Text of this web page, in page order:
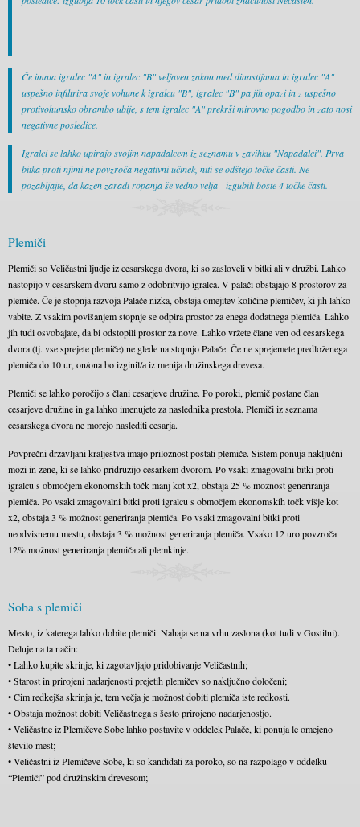
Če imata igralec "A" in igralec "B" veljaven zakon med dinastijama in igralec "A"
uspešno infiltrira svoje vohune k igralcu "B", igralec "B" pa jih opazi in z uspešno
protivohunsko obrambo ubije, s tem igralec "A" prekrši mirovno pogodbo in zato nosi
negativne posledice.
Igralci se lahko upirajo svojim napadalcem iz seznamu v zavihku "Napadalci". Prva
bitka proti njimi ne povzroča negativni učinek, niti se odštejo točke časti. Ne
pozabljajte, da kazen zaradi ropanja še vedno velja - izgubili boste 4 točke časti.
Plemiči
Plemiči so Veličastni ljudje iz cesarskega dvora, ki so zasloveli v bitki ali v družbi. Lahko
nastopijo v cesarskem dvoru samo z odobritvijo igralca. V palači obstajajo 8 prostorov za
plemiče. Če je stopnja razvoja Palače nizka, obstaja omejitev količine plemičev, ki jih lahko
vabite. Z vsakim povišanjem stopnje se odpira prostor za enega dodatnega plemiča. Lahko
jih tudi osvobajate, da bi odstopili prostor za nove. Lahko vržete člane ven od cesarskega
dvora (tj. vse sprejete plemiče) ne glede na stopnjo Palače. Če ne sprejemete predloženega
plemiča do 10 ur, on/ona bo izginil/а iz menija družinskega drevesa.
Plemiči se lahko poročijo s člani cesarjeve družine. Po poroki, plemič postane član
cesarjeve družine in ga lahko imenujete za naslednika prestola. Plemiči iz seznama
cesarskega dvora ne morejo naslediti cesarja.
Povprečni državljani kraljestva imajo priložnost postati plemiče. Sistem ponuja naključni
moži in žene, ki se lahko pridružijo cesarkem dvorom. Po vsaki zmagovalni bitki proti
igralcu s območjem ekonomskih točk manj kot x2, obstaja 25 % možnost generiranja
plemiča. Po vsaki zmagovalni bitki proti igralcu s območjem ekonomskih točk višje kot
x2, obstaja 3 % možnost generiranja plemiča. Po vsaki zmagovalni bitki proti
neodvisnemu mestu, obstaja 3 % možnost generiranja plemiča. Vsako 12 uro povzroča
12% možnost generiranja plemiča ali plemkinje.
Soba s plemiči
Mesto, iz katerega lahko dobite plemiči. Nahaja se na vrhu zaslona (kot tudi v Gostilni).
Deluje na ta način:
• Lahko kupite skrinje, ki zagotavljajo pridobivanje Veličastnih;
• Starost in prirojeni nadarjenosti prejetih plemičev so naključno določeni;
• Čim redkejša skrinja je, tem večja je možnost dobiti plemiča iste redkosti.
• Obstaja možnost dobiti Veličastnega s šesto prirojeno nadarjenostjo.
• Veličastne iz Plemičeve Sobe lahko postavite v oddelek Palače, ki ponuja le omejeno
število mest;
• Veličastni iz Plemičeve Sobe, ki so kandidati za poroko, so na razpolago v oddelku
“Plemiči” pod družinskim drevesom;